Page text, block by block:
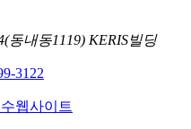
동내동1119) KERIS빌딩
3122